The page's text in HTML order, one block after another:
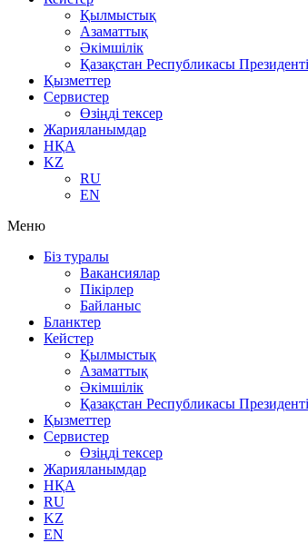
Қылмыстық
Азаматтық
Әкімшілік
Қазақстан Республикасы
Қызметтер
Сервистер
Өзіңді тексер
Жарияланымдар
НҚА
KZ
RU
EN
Меню
Біз туралы
Вакансиялар
Пікірлер
Байланыс
Бланктер
Кейстер
Қылмыстық
Азаматтық
Әкімшілік
Қазақстан Республикасы
Қызметтер
Сервистер
Өзіңді тексер
Жарияланымдар
НҚА
RU
KZ
EN